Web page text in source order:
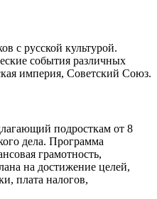
с русской культурой.
события различных
империя, Советский Союз.
подросткам от 8
дела. Программа
грамотность,
на достижение целей,
плата налогов,